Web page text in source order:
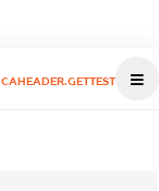
CAHEADER.GETTEST